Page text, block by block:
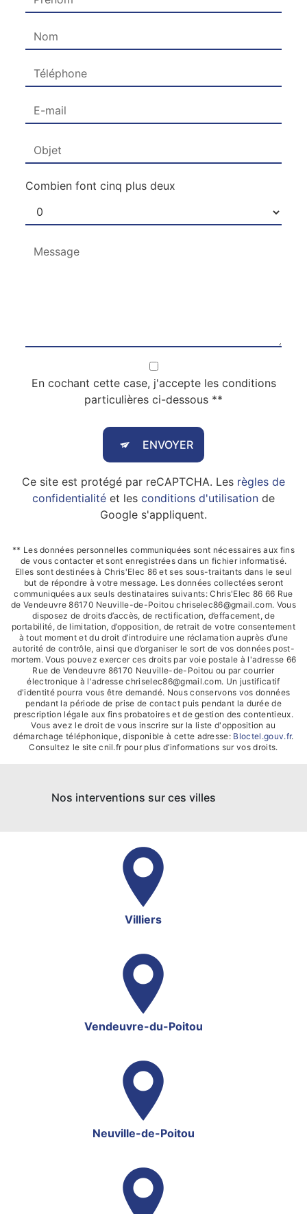
Combien font cinq plus deux
En cochant cette case, j'accepte les conditions
particulières ci-dessous **
ENVOYER
Ce site est protégé par reCAPTCHA. Les règles de
confidentialité et les conditions d'utilisation de
Google s'appliquent.
** Les données personnelles communiquées sont nécessaires aux fins
de vous contacter et sont enregistrées dans un fichier informatisé.
Elles sont destinées à Chris'Elec 86 et ses sous-traitants dans le seul
but de répondre à votre message. Les données collectées seront
communiquées aux seuls destinataires suivants: Chris'Elec 86 66 Rue
de Vendeuvre 86170 Neuville-de-Poitou chriselec86@gmail.com. Vous
disposez de droits d’accès, de rectification, d’effacement, de
portabilité, de limitation, d’opposition, de retrait de votre consentement
à tout moment et du droit d’introduire une réclamation auprès d’une
autorité de contrôle, ainsi que d’organiser le sort de vos données post-
mortem. Vous pouvez exercer ces droits par voie postale à l'adresse 66
Rue de Vendeuvre 86170 Neuville-de-Poitou ou par courrier
électronique à l'adresse chriselec86@gmail.com. Un justificatif
d'identité pourra vous être demandé. Nous conservons vos données
pendant la période de prise de contact puis pendant la durée de
prescription légale aux fins probatoires et de gestion des contentieux.
Vous avez le droit de vous inscrire sur la liste d'opposition au
démarchage téléphonique, disponible à cette adresse: Bloctel.gouv.fr.
Consultez le site cnil.fr pour plus d’informations sur vos droits.
Nos interventions sur ces villes
Villiers
Vendeuvre-du-Poitou
Neuville-de-Poitou